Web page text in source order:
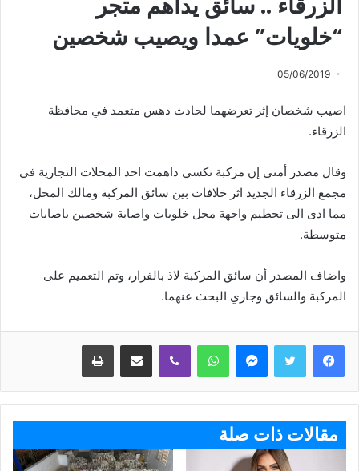
الزرقاء .. سائق يداهم متجر
“خلويات” عمدا ويصيب شخصين
05/06/2019
اصيب شخصان إثر تعرضهما لحادث دهس متعمد في محافظة
الزرقاء.
وقال مصدر أمني إن مركبة تكسي داهمت احد المحلات التجارية في
مجمع الزرقاء الجديد اثر خلافات بين سائق المركبة ومالك المحل،
مما ادى الى تحطيم واجهة محل خلويات واصابة شخصين باصابات
متوسطة.
واضاف المصدر أن سائق المركبة لاذ بالفرار، وتم التعميم على
المركبة والسائق وجاري البحث عنهما.
ماسنجر واتساب ڤايبر مشاركة عبر البريد طباعة
مقالات ذات صلة